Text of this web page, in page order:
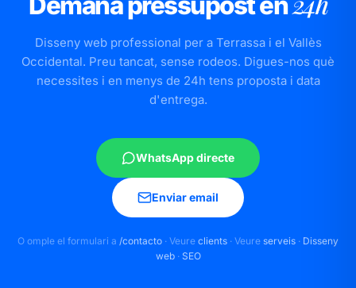
Disseny web professional per a Terrassa i el Vallès
Occidental. Preu tancat, sense rodeos. Digues-nos què
necessites i en menys de 24h tens proposta i data
d'entrega.
WhatsApp directe
Enviar email
O omple el formulari a /contacto · Veure clients · Veure serveis · Disseny
web· SEO